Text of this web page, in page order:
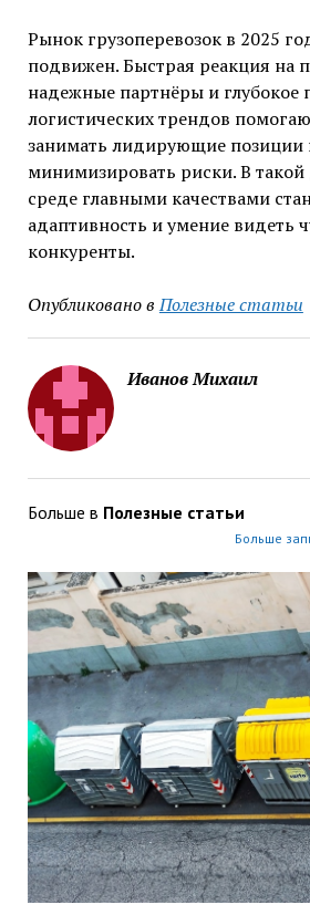
Рынок грузоперевозок в 2025
подвижен. Быстрая реакция на
надежные партнёры и глубокое
логистических трендов
занимать лидирующие позиции
минимизировать риски. В
среде главными качествами
адаптивность и умение видеть
конкуренты.
Опубликовано в Полезные статьи
Иванов Михаил
Больше в Полезные статьи
Больше